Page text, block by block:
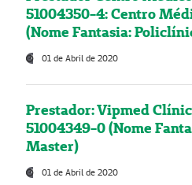
51004350-4: Centro
(Nome Fantasia:
01 de Abril de 2020
Prestador: Vipmed
51004349-0 (Nome
Master)
01 de Abril de 2020